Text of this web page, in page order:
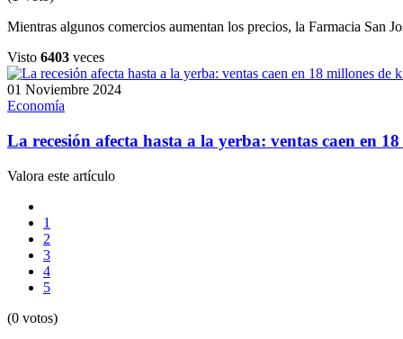
Mientras algunos comercios aumentan los precios, la Farmacia San
Visto 6403 veces
01 Noviembre 2024
Economía
La recesión afecta hasta a la yerba: ventas caen en
Valora este artículo
1
2
3
4
5
(0 votos)